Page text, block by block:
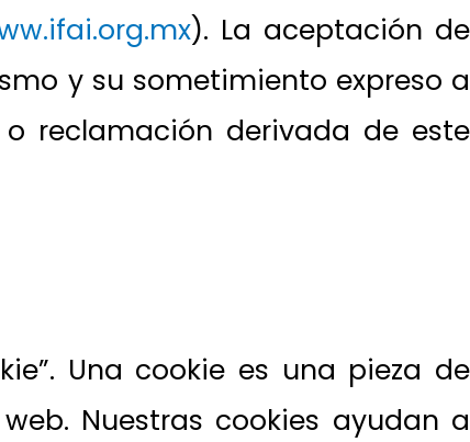
). La aceptación de
y su sometimiento expreso a
reclamación derivada de este
Una cookie es una pieza de
Nuestras cookies ayudan a